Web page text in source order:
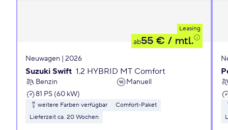
Leasing
ab55 € / mtl.
Neuwagen | 2026
Suzuki Swift 1.2 HYBRID MT Comfort
Benzin
Manuell
81 PS (60 kW)
weitere Farben verfügbar
Comfort-Paket
Lieferzeit ca. 20 Wochen